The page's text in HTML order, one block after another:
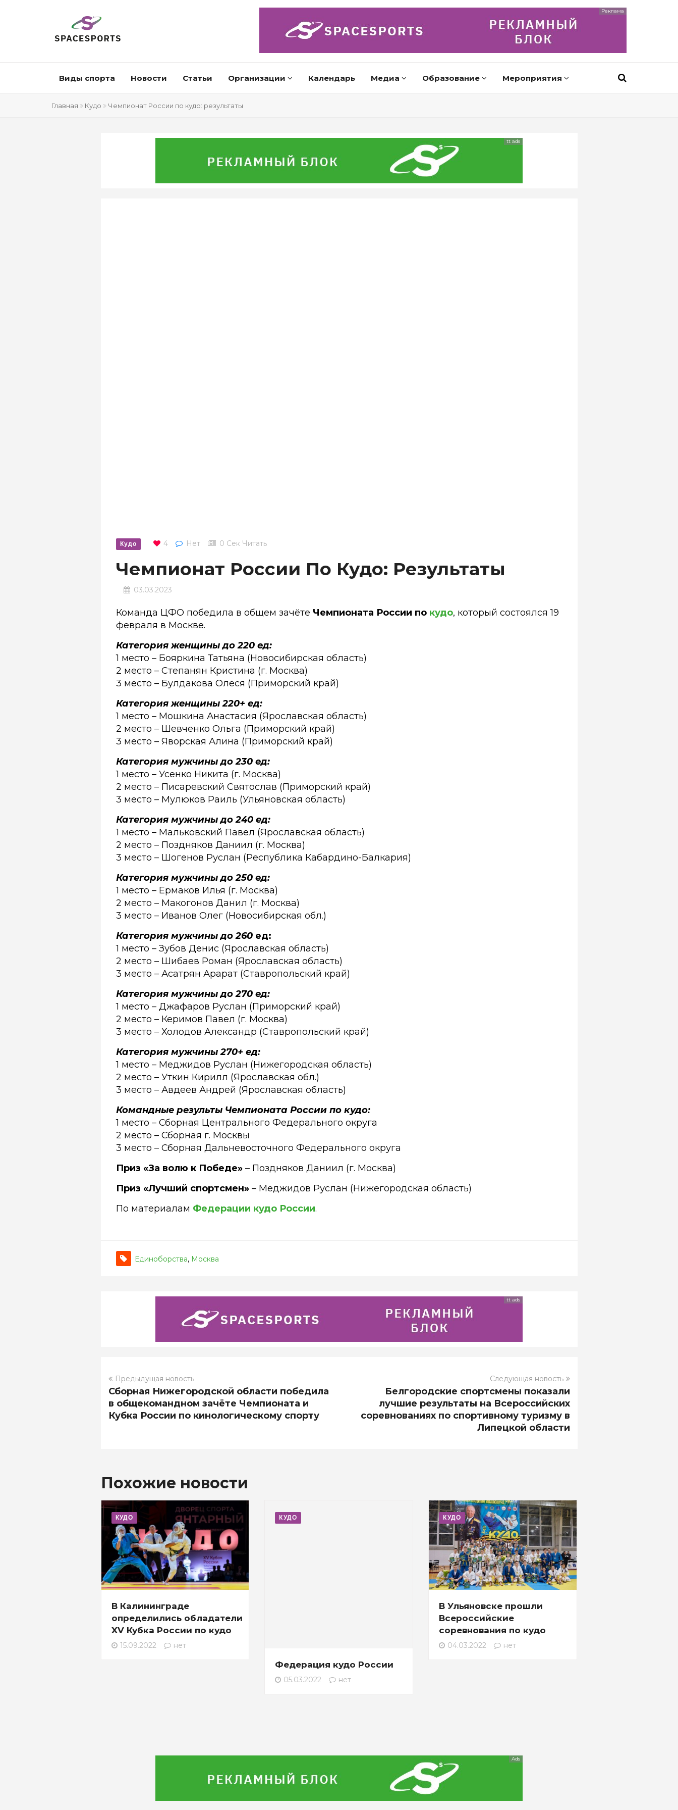
Реклама
Виды спорта Новости Статьи Организации Календарь Медиа Образование Мероприятия
Главная Кудо Чемпионат России по кудо: результаты
tt ads
Кудо 4 Нет 0 Сек Читать
Чемпионат России По Кудо: Результаты
03.03.2023
Команда ЦФО победила в общем зачёте Чемпионата России по кудо, который состоялся 19
февраля в Москве.
Категория женщины до 220 ед:
1 место – Бояркина Татьяна (Новосибирская область)
2 место – Степанян Кристина (г. Москва)
3 место – Булдакова Олеся (Приморский край)
Категория женщины 220+ ед:
1 место – Мошкина Анастасия (Ярославская область)
2 место – Шевченко Ольга (Приморский край)
3 место – Яворская Алина (Приморский край)
Категория мужчины до 230 ед:
1 место – Усенко Никита (г. Москва)
2 место – Писаревский Святослав (Приморский край)
3 место – Мулюков Раиль (Ульяновская область)
Категория мужчины до 240 ед:
1 место – Мальковский Павел (Ярославская область)
2 место – Поздняков Даниил (г. Москва)
3 место – Шогенов Руслан (Республика Кабардино-Балкария)
Категория мужчины до 250 ед:
1 место – Ермаков Илья (г. Москва)
2 место – Макогонов Данил (г. Москва)
3 место – Иванов Олег (Новосибирская обл.)
Категория мужчины до 260 ед:
1 место – Зубов Денис (Ярославская область)
2 место – Шибаев Роман (Ярославская область)
3 место – Асатрян Арарат (Ставропольский край)
Категория мужчины до 270 ед:
1 место – Джафаров Руслан (Приморский край)
2 место – Керимов Павел (г. Москва)
3 место – Холодов Александр (Ставропольский край)
Категория мужчины 270+ ед:
1 место – Меджидов Руслан (Нижегородская область)
2 место – Уткин Кирилл (Ярославская обл.)
3 место – Авдеев Андрей (Ярославская область)
Командные результы Чемпионата России по кудо:
1 место – Сборная Центрального Федерального округа
2 место – Сборная г. Москвы
3 место – Сборная Дальневосточного Федерального округа
Приз «За волю к Победе»– Поздняков Даниил (г. Москва)
Приз «Лучший спортсмен»– Меджидов Руслан (Нижегородская область)
По материалам Федерации кудо России.
Единоборства, Москва
tt ads
Предыдущая новость
Сборная Нижегородской области победила
в общекомандном зачёте Чемпионата и
Кубка России по кинологическому спорту
Следующая новость
Белгородские спортсмены показали
лучшие результаты на Всероссийских
соревнованиях по спортивному туризму в
Липецкой области
Похожие новости
КУДО
В Калининграде
определились обладатели
XV Кубка России по кудо
15.09.2022 нет
КУДО
Федерация кудо России
05.03.2022 нет
КУДО
В Ульяновске прошли
Всероссийские
соревнования по кудо
04.03.2022 нет
Ads